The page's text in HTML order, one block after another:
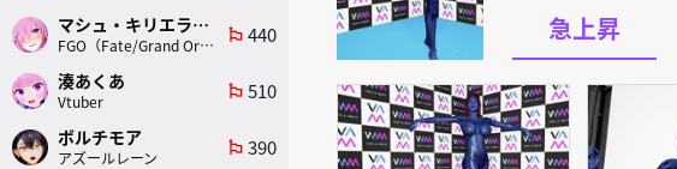
急上昇
マシュ・キリエライト
FGO（Fate/Grand Order）
emoji_flags 440
湊あくあ
Vtuber
emoji_flags 510
ボルチモア
アズールレーン
emoji_flags 390